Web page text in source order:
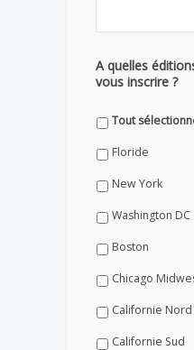
A quelles
vous inscrire ?
Tout
Floride
New York
Washington DC
Boston
Chicago
Californie Nord
Californie Sud